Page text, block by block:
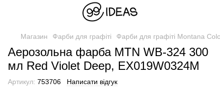
Магазин Фарби для графіті Фарби для графіті Montana
Аерозольна фарба MTN WB-324 300
мл Red Violet Deep, EX019W0324M
Артикул: 753706 Написати відгук